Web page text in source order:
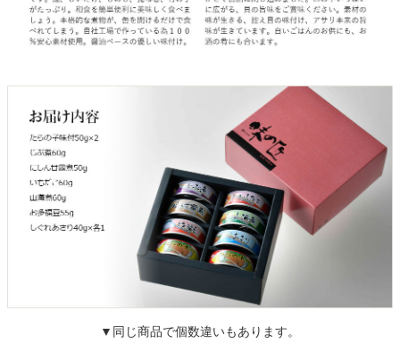
▼同じ商品で個数違いもあります。